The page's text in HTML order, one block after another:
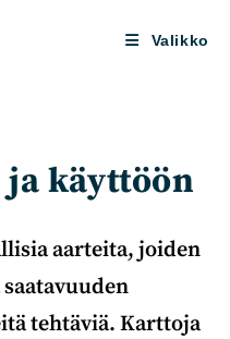
Valikko
käyttöön
aarteita, joiden
tehtäviä. Karttoja